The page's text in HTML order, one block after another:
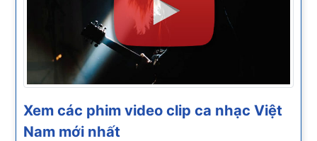
Xem các phim video clip ca nhạc Việt
Nam mới nhất